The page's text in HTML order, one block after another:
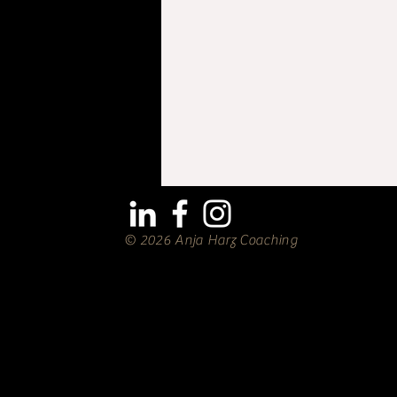
© 2026 Anja Harz Coaching